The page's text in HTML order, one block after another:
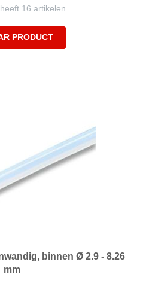
16 artikelen.
PRODUCT
binnen Ø 2.9 - 8.26
mm